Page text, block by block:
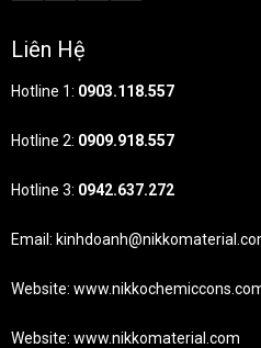
Liên Hệ
Hotline 1: 0903.118.557
Hotline 2: 0909.918.557
Hotline 3: 0942.637.272
Email:
Website:
Website: www.nikkomaterial.com